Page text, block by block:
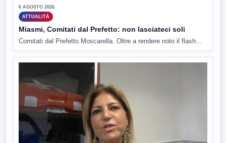
6 AGOSTO 2026
ATTUALITÀ
Miasmi, Comitati dal Prefetto: non lasciateci soli
Comitati dal Prefetto Moscarella. Oltre a rendere noto il flash...